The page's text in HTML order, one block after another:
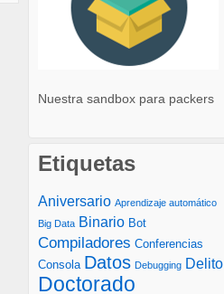
Nuestra sandbox para packers
Etiquetas
Aniversario Aprendizaje automático
Big Data Binario Bot
Compiladores Conferencias
Consola Datos Debugging Delito
Doctorado